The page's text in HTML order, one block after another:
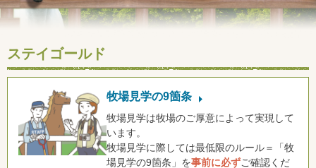
ステイゴールド
牧場見学の9箇条
牧場見学は牧場のご厚意によって実現して
います。
牧場見学に際しては最低限のルール＝「牧
場見学の9箇条」を事前に必ずご確認くだ